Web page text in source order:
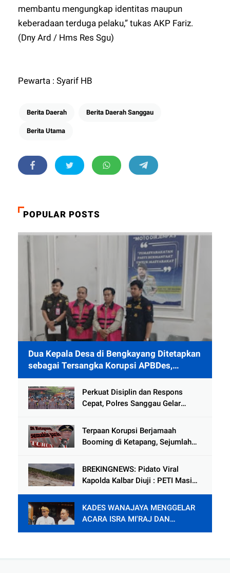
membantu mengungkap identitas maupun
keberadaan terduga pelaku,” tukas AKP Fariz.
(Dny Ard / Hms Res Sgu)
Pewarta : Syarif HB
Berita Daerah Berita Daerah Sanggau
Berita Utama
POPULAR POSTS
Dua Kepala Desa di Bengkayang Ditetapkan
sebagai Tersangka Korupsi APBDes,
Ditahan 40 Hari di Rutan
Perkuat Disiplin dan Respons
Cepat, Polres Sanggau Gelar
Hadapi Potensi Gangguan
Kamtibmas
Terpaan Korupsi Berjamaah
Booming di Ketapang, Sejumlah
Lingkaran
BREKINGNEWS: Pidato Viral
Kapolda Kalbar Diuji : PETI Masih
KADES WANAJAYA MENGGELAR
ACARA ISRA MI'RAJ DAN
SYUKURAN PENDOPO.